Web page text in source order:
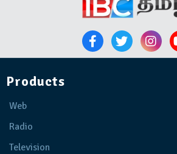
Products
Web
Radio
Television